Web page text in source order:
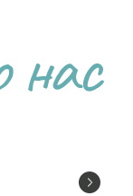
нас